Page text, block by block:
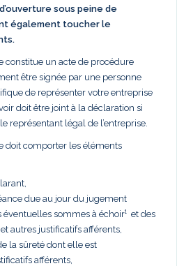
sous peine de
également toucher le
constitue un acte de procédure
être signée par une personne
de représenter votre entreprise
doit être joint à la déclaration si
représentant légal de l’entreprise.
doit comporter les éléments
due au jour du jugement
éventuelles sommes à échoir¹ et des
autres justificatifs afférents,
la sûreté dont elle est
afférents,